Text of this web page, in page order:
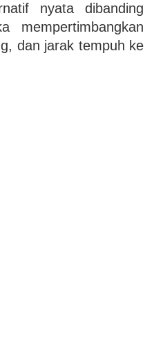
nyata dibanding
mempertimbangkan
dan jarak tempuh ke